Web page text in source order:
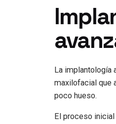
La implantología
maxilofacial que
poco hueso.
El proceso